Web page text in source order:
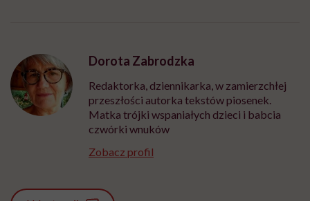
Dorota Zabrodzka
Redaktorka, dziennikarka, w zamierzchłej
przeszłości autorka tekstów piosenek.
Matka trójki wspaniałych dzieci i babcia
czwórki wnuków
Zobacz profil